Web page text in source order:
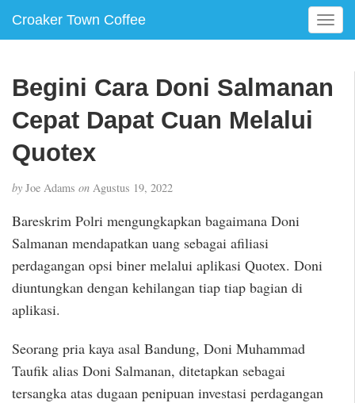
Croaker Town Coffee
T
o
Begini Cara Doni Salmanan
Cepat Dapat Cuan Melalui
Quotex
by Joe Adams on Agustus 19, 2022
Bareskrim Polri mengungkapkan bagaimana Doni
Salmanan mendapatkan uang sebagai afiliasi
perdagangan opsi biner melalui aplikasi Quotex. Doni
diuntungkan dengan kehilangan tiap tiap bagian di
aplikasi.
Seorang pria kaya asal Bandung, Doni Muhammad
Taufik alias Doni Salmanan, ditetapkan sebagai
tersangka atas dugaan penipuan investasi perdagangan